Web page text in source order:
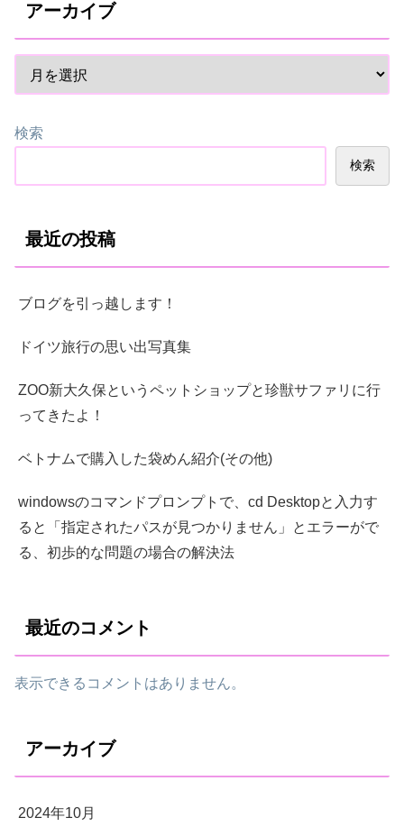
アーカイブ
検索
検索
最近の投稿
ブログを引っ越します！
ドイツ旅行の思い出写真集
ZOO新大久保というペットショップと珍獣サファリに行
ってきたよ！
ベトナムで購入した袋めん紹介(その他)
windowsのコマンドプロンプトで、cd Desktopと入力す
ると「指定されたパスが見つかりません」とエラーがで
る、初歩的な問題の場合の解決法
最近のコメント
表示できるコメントはありません。
アーカイブ
2024年10月